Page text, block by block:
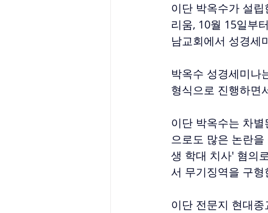
이단 박옥수가 설
리움, 10월 15일부
남교회에서 성경세
박옥수 성경세미나
형식으로 진행하면
이단 박옥수는 차
으로도 많은 논란
생 학대 치사' 혐의
서 무기징역을 구형
이단 전문지 현대